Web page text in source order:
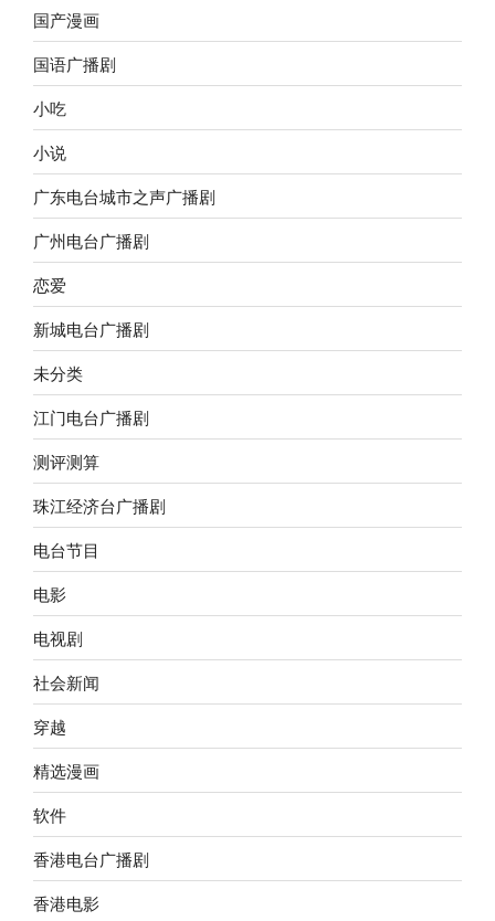
国产漫画
国语广播剧
小吃
小说
广东电台城市之声广播剧
广州电台广播剧
恋爱
新城电台广播剧
未分类
江门电台广播剧
测评测算
珠江经济台广播剧
电台节目
电影
电视剧
社会新闻
穿越
精选漫画
软件
香港电台广播剧
香港电影